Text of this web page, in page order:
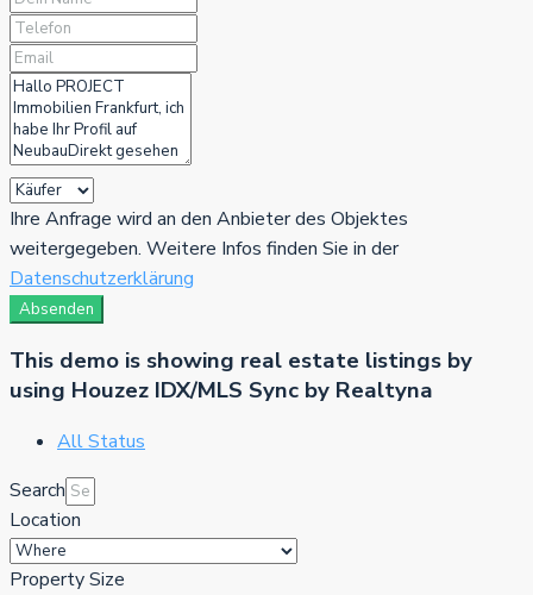
Ihre Anfrage wird an den Anbieter des Objektes
weitergegeben. Weitere Infos finden Sie in der
Datenschutzerklärung
Absenden
This demo is showing real estate listings by
using Houzez IDX/MLS Sync by Realtyna
All Status
Search
Location
Property Size